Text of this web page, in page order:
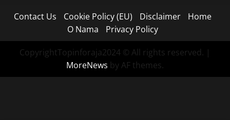
Contact Us Cookie Policy (EU) Disclaimer
Home
O Nama
Privacy Policy
CopyrightTopinforaja2024 © All rights reserved. |
MoreNews by AF themes.